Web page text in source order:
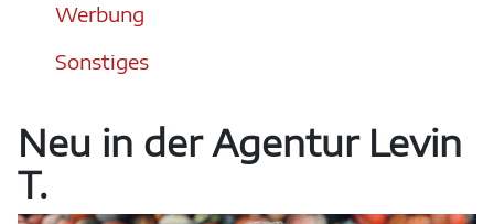
Werbung
Sonstiges
Neu in der Agentur Levin
T.